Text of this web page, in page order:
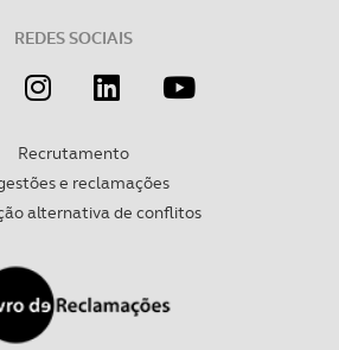
REDES SOCIAIS
Recrutamento
e reclamações
alternativa de conflitos